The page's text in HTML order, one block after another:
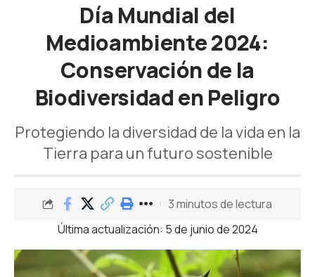
Día Mundial del
Medioambiente 2024:
Conservación de la
Biodiversidad en Peligro
Protegiendo la diversidad de la vida en la
Tierra para un futuro sostenible
Última actualización: 5 de junio de 2024
3 minutos de lectura